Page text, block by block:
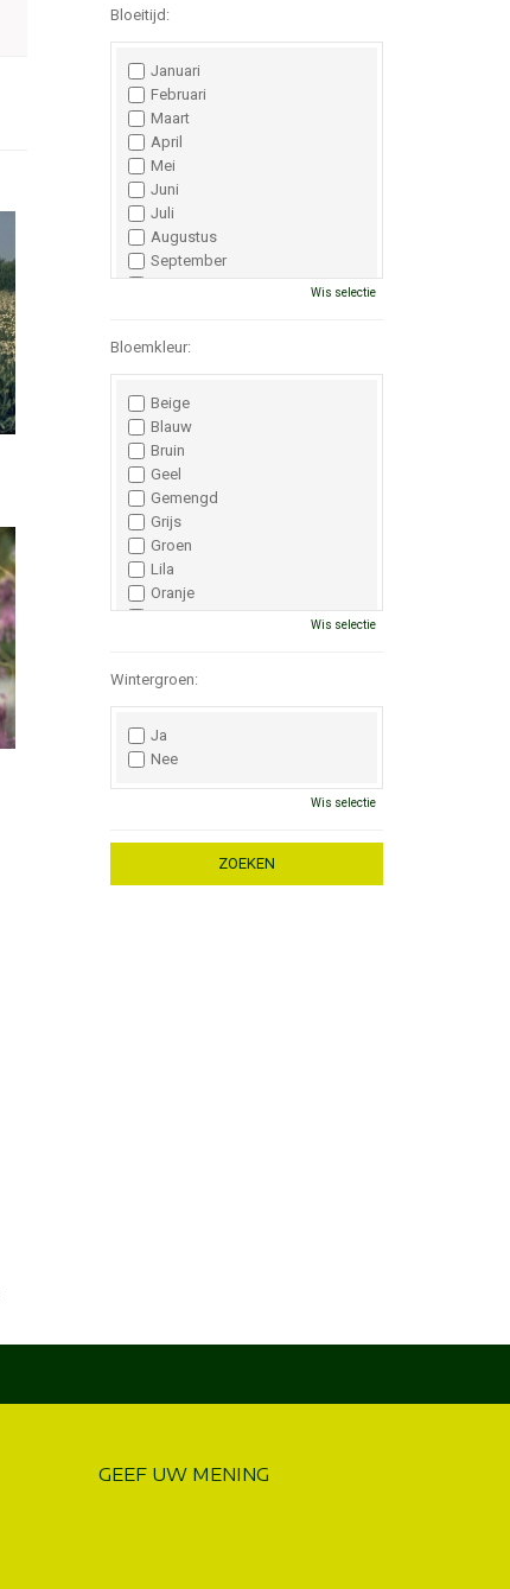
Bloeitijd:
Januari
Februari
Maart
April
Mei
Juni
Juli
Augustus
September
Oktober
Wis selectie
Bloemkleur:
Beige
Blauw
Bruin
Geel
Gemengd
Grijs
Groen
Lila
Oranje
Paars
Wit
Zwart
Wis selectie
Wintergroen:
Ja
Nee
Wis selectie
GEEF UW MENING